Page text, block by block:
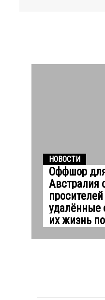
НОВОСТИ
Оффшор
Австралия
удалённые
их жизнь